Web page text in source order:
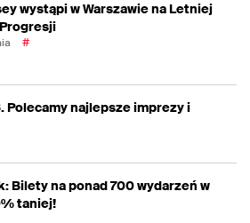
wystąpi w Warszawie na Letniej
#
najlepsze imprezy i
Bilety na ponad 700 wydarzeń w
taniej!